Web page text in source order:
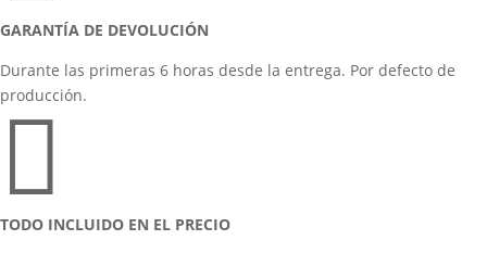
GARANTÍA DE DEVOLUCIÓN
Durante las primeras 6 horas desde la entrega. Por defecto de
producción.

TODO INCLUIDO EN EL PRECIO